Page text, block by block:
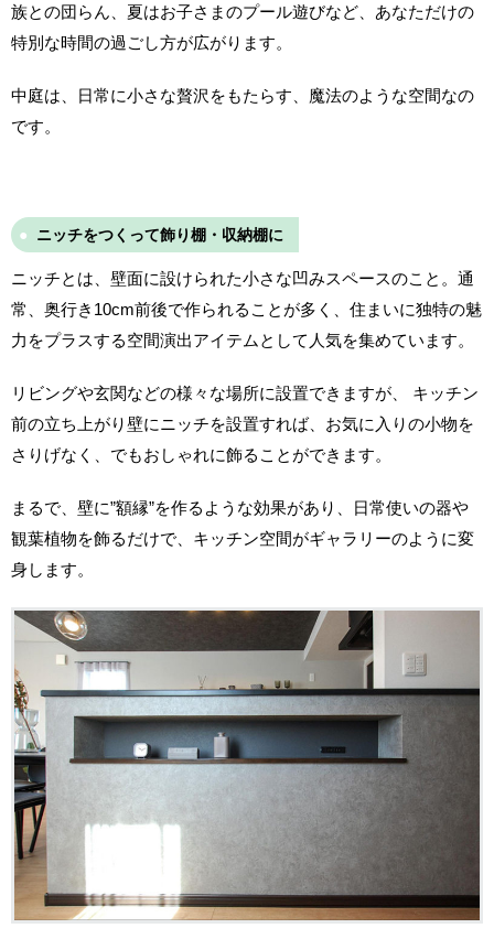
族との団らん、夏はお子さまのプール遊びなど、あなただけの
特別な時間の過ごし方が広がります。
中庭は、日常に小さな贅沢をもたらす、魔法のような空間なの
です。
ニッチをつくって飾り棚・収納棚に
ニッチとは、壁面に設けられた小さな凹みスペースのこと。通
常、奥行き10cm前後で作られることが多く、住まいに独特の魅
力をプラスする空間演出アイテムとして人気を集めています。
リビングや玄関などの様々な場所に設置できますが、 キッチン
前の立ち上がり壁にニッチを設置すれば、お気に入りの小物を
さりげなく、でもおしゃれに飾ることができます。
まるで、壁に”額縁”を作るような効果があり、日常使いの器や
観葉植物を飾るだけで、キッチン空間がギャラリーのように変
身します。